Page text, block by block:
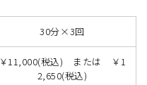
30分×3回
￥11,000(税込) または ￥1
2,650(税込)